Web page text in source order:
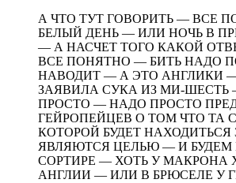
А ЧТО ТУТ ГОВОРИТЬ — ВСЕ
БЕЛЫЙ ДЕНЬ — ИЛИ НОЧЬ В
— А НАСЧЕТ ТОГО КАКОЙ
ВСЕ ПОНЯТНО — БИТЬ НАДО
НАВОДИТ — А ЭТО АНГЛИКИ
ЗАЯВИЛА СУКА ИЗ МИ-ШЕСТЬ
ПРОСТО — НАДО ПРОСТО
ГЕЙРОПЕЙЦЕВ О ТОМ ЧТО ТА
КОТОРОЙ БУДЕТ НАХОДИТЬСЯ
ЯВЛЯЮТСЯ ЦЕЛЬЮ — И БУДЕМ
СОРТИРЕ — ХОТЬ У МАКРОНА
АНГЛИИ — ИЛИ В БРЮСЕЛЕ У